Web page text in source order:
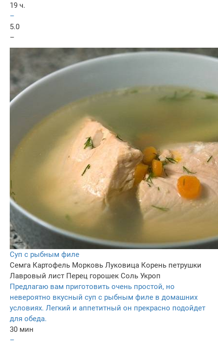
19 ч.
–
5.0
–
Суп с рыбным филе
Семга Картофель Морковь Луковица Корень петрушки
Лавровый лист Перец горошек Соль Укроп
Предлагаю вам приготовить очень простой, но
невероятно вкусный суп с рыбным филе в домашних
условиях. Легкий и аппетитный он прекрасно подойдет
для обеда.
30 мин
–